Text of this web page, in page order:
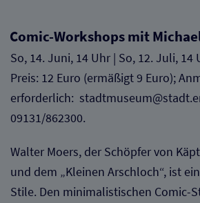
Comic-Workshops mit
So, 14. Juni, 14 Uhr | So, 12. Juli, 14
Preis: 12 Euro (ermäßigt 9 Euro);
erforderlich:
09131/862300.
Walter Moers, der Schöpfer von
und dem „Kleinen Arschloch“, ist
Stile. Den minimalistischen Comic-